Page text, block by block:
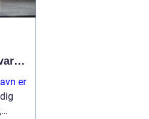
er